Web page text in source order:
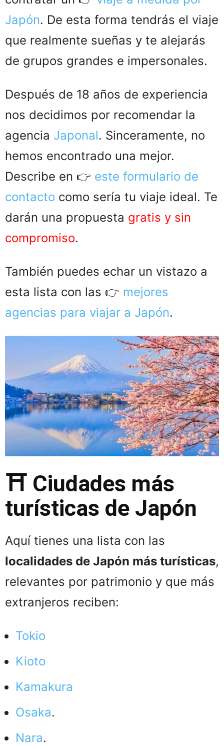
Japón. De esta forma tendrás el viaje
que realmente sueñas y te alejarás
de grupos grandes e impersonales.
Después de 18 años de experiencia
nos decidimos por recomendar la
agencia Japonal. Sinceramente, no
hemos encontrado una mejor.
Describe en 👉 este formulario de
contacto como sería tu viaje ideal. Te
darán una propuesta gratis y sin
compromiso.
También puedes echar un vistazo a
esta lista con las 👉 mejores
agencias para viajar a Japón.
⛩️ Ciudades más
turísticas de Japón
Aquí tienes una lista con las
localidades de Japón más turísticas,
relevantes por patrimonio y que más
extranjeros reciben:
Tokio
Kioto
Kamakura
Osaka.
Nara.